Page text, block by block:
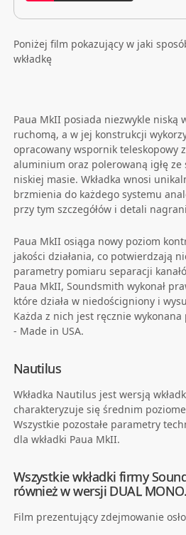
Poniżej film pokazujący w jaki
wkładkę
Paua MkII posiada niezwykle niską
ruchomą, a w jej konstrukcji
opracowany wspornik teleskopowy
aluminium oraz polerowaną igłę
niskiej masie. Wkładka wnosi
brzmienia do każdego systemu
przy tym szczegółów i detali
Paua MkII osiąga nowy poziom
jakości działania, co potwierdzają
parametry pomiaru separacji
Paua MkII, Soundsmith wykonał
które działa w niedościgniony i
Każda z nich jest ręcznie
- Made in USA.
Nautilus
Wkładka Nautilus jest wersją
charakteryzuje się średnim
Wszystkie pozostałe parametry
dla wkładki Paua MkII.
Wszystkie wkładki firmy
również w wersji DUAL MONO.
Film prezentujący zdejmowanie